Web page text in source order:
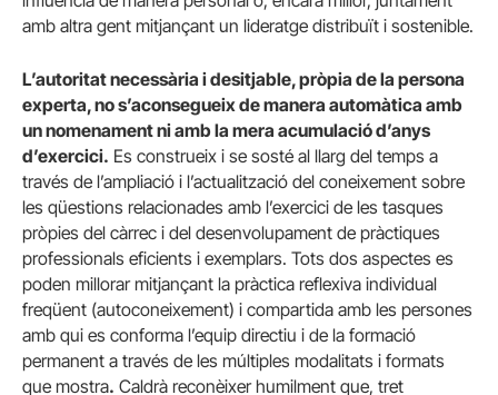
amb altra gent mitjançant un lideratge distribuït i sostenible.
L’autoritat necessària i desitjable, pròpia de la persona
experta, no s’aconsegueix de manera automàtica amb
un nomenament ni amb la mera acumulació d’anys
d’exercici. Es construeix i se sosté al llarg del temps a
través de l’ampliació i l’actualització del coneixement sobre
les qüestions relacionades amb l’exercici de les tasques
pròpies del càrrec i del desenvolupament de pràctiques
professionals eficients i exemplars. Tots dos aspectes es
poden millorar mitjançant la pràctica reflexiva individual
freqüent (autoconeixement) i compartida amb les persones
amb qui es conforma l’equip directiu i de la formació
permanent a través de les múltiples modalitats i formats
que mostra. Caldrà reconèixer humilment que, tret